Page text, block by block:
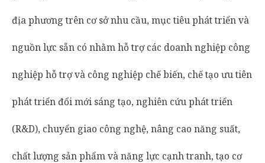
địa phương trên cơ sở nhu cầu, mục tiêu phát triển và
nguồn lực sẵn có nhằm hỗ trợ các doanh nghiệp công
nghiệp hỗ trợ và công nghiệp chế biến, chế tạo ưu tiên
phát triển đổi mới sáng tạo, nghiên cứu phát triển
(R&D), chuyển giao công nghệ, nâng cao năng suất,
chất lượng sản phẩm và năng lực cạnh tranh, tạo cơ